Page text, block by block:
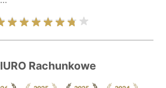
Rachunkowe